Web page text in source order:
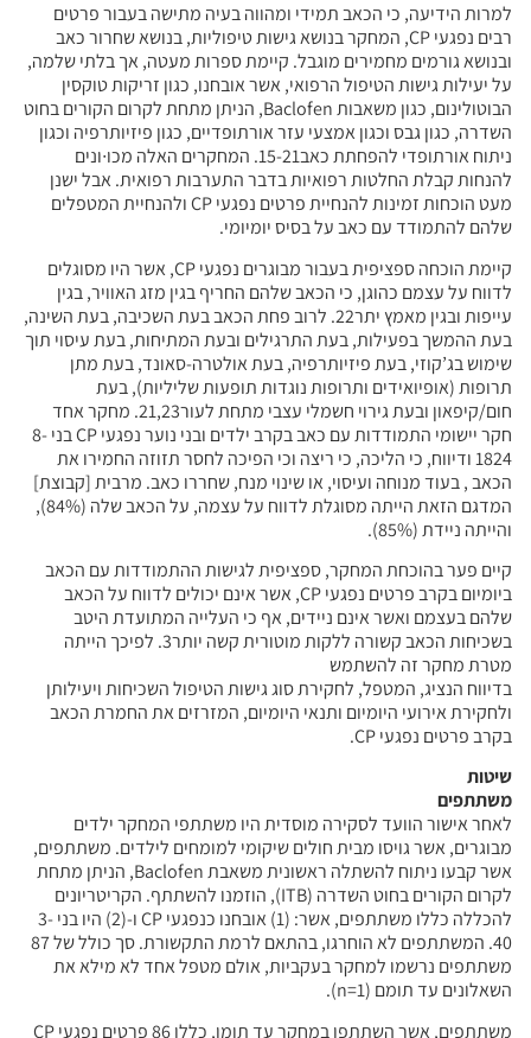
למרות הידיעה, כי הכאב תמידי ומהווה בעיה מתישה בעבור פרטים
רבים נפגעי CP, המחקר בנושא גישות טיפוליות, בנושא שחרור כאב
ובנושא גורמים מחמירים מוגבל. קיימת ספרות מעטה, אך בלתי שלמה,
על יעילות גישות הטיפול הרפואי, אשר אובחנו, כגון זריקות טוקסין
הבוטולינום, כגון משאבות Baclofen, הניתן מתחת לקרום הקורים בחוט
השדרה, כגון גבס וכגון אמצעי עזר אורתופדיים, כגון פיזיותרפיה וכגון
ניתוח אורתופדי להפחתת כאב15-21. המחקרים האלה מכו∙ונים
להנחות קבלת החלטות רפואיות בדבר התערבות רפואית. אבל ישנן
מעט הוכחות זמינות להנחיית פרטים נפגעי CP ולהנחיית המטפלים
שלהם להתמודד עם כאב על בסיס יומיומי.
קיימת הוכחה ספציפית בעבור מבוגרים נפגעי CP, אשר היו מסוגלים
לדווח על עצמם כהוגן, כי הכאב שלהם החריף בגין מזג האוויר, בגין
עייפות ובגין מאמץ יתר22. לרוב פחת הכאב בעת השכיבה, בעת השינה,
בעת ההמשך בפעילות, בעת התרגילים ובעת המתיחות, בעת עיסוי תוך
שימוש בג’קוזי, בעת פיזיותרפיה, בעת אולטרה-סאונד, בעת מתן
תרופות (אופיואידים ותרופות נוגדות תופעות שליליות), בעת
חום/קיפאון ובעת גירוי חשמלי עצבי מתחת לעור21,23. מחקר אחד
חקר יישומי התמודדות עם כאב בקרב ילדים ובני נוער נפגעי CP בני 8-
1824 ודיווח, כי הליכה, כי ריצה וכי הפיכה לחסר תזוזה החמירו את
הכאב , בעוד מנוחה ועיסוי, או שינוי מנח, שחררו כאב. מרבית [קבוצת]
המדגם הזאת הייתה מסוגלת לדווח על עצמה, על הכאב שלה (84%),
והייתה ניידת (85%).
קיים פער בהוכחת המחקר, ספציפית לגישות ההתמודדות עם הכאב
ביומיום בקרב פרטים נפגעי CP, אשר אינם יכולים לדווח על הכאב
שלהם בעצמם ואשר אינם ניידים, אף כי העלייה המתועדת היטב
בשכיחות הכאב קשורה ללקות מוטורית קשה יותר3. לפיכך הייתה
מטרת מחקר זה להשתמש
בדיווח הנציג, המטפל, לחקירת סוג גישות הטיפול השכיחות ויעילותן
ולחקירת אירועי היומיום ותנאי היומיום, המזרזים את החמרת הכאב
בקרב פרטים נפגעי CP.
שיטות
משתתפים
לאחר אישור הוועד לסקירה מוסדית היו משתתפי המחקר ילדים
מבוגרים, אשר גויסו מבית חולים שיקומי למומחים לילדים. משתתפים,
אשר קבעו ניתוח להשתלה ראשונית משאבת Baclofen, הניתן מתחת
לקרום הקורים בחוט השדרה (ITB), הוזמנו להשתתף. הקריטריונים
להכללה כללו משתתפים, אשר: (1) אובחנו כנפגעי CP ו-(2) היו בני 3-
40. המשתתפים לא הוחרגו, בהתאם לרמת התקשורת. סך כולל של 87
משתתפים נרשמו למחקר בעקביות, אולם מטפל אחד לא מילא את
השאלונים עד תומם (n=1).
משתתפים, אשר השתתפו במחקר עד תומו, כללו 86 פרטים נפגעי CP